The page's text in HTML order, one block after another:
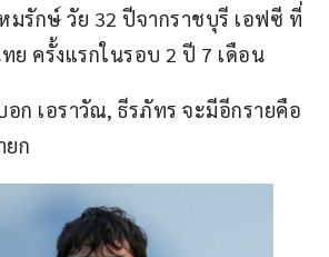
มรักษ์ วัย 32 ปีจากราชบุรี เอฟซี ที่
ย ครั้งแรกในรอบ 2 ปี 7 เดือน
อก เอราวัณ, ธีรภัทร จะมีอีกรายคือ
ยก